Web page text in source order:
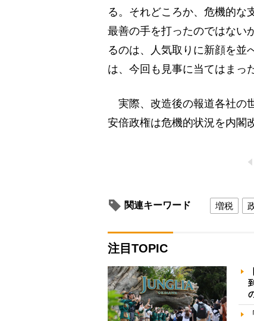
る。それどころか、危機的な
最善の手を打ったのではない
るのは、人気取りに新顔を並
は、今回も見事に当てはまっ
実際、改造後の報道各社の
安倍政権は危機的状況を内閣
関連キーワード 増税
注目TOPIC